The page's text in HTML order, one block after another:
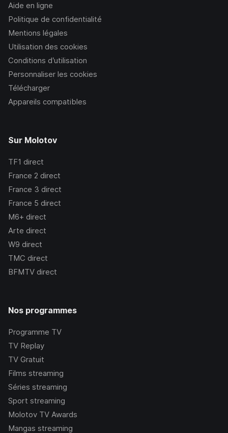
Aide en ligne
Politique de confidentialité
Mentions légales
Utilisation des cookies
Conditions d’utilisation
Personnaliser les cookies
Télécharger
Appareils compatibles
Sur Molotov
TF1 direct
France 2 direct
France 3 direct
France 5 direct
M6+ direct
Arte direct
W9 direct
TMC direct
BFMTV direct
Nos programmes
Programme TV
TV Replay
TV Gratuit
Films streaming
Séries streaming
Sport streaming
Molotov TV Awards
Mangas streaming